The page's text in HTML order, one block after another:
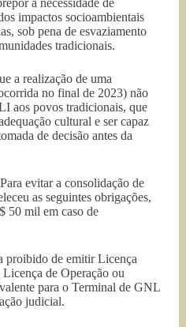
à necessidade de
impactos socioambientais
sob pena de esvaziamento
tradicionais.
a realização de uma
no final de 2023) não
aos povos tradicionais, que
cultural e ser capaz
de decisão antes da
Para evitar a consolidação de
as seguintes obrigações,
50 mil em caso de
proibido de emitir Licença
de Operação ou
para o Terminal de GNL
judicial.